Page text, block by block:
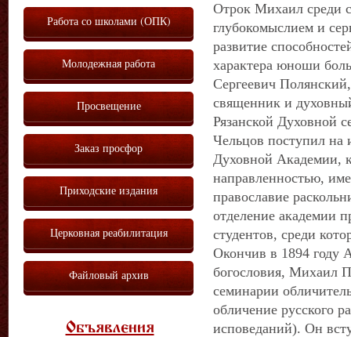
Отрок Михаил среди
глубокомыслием и
развитие
характера юноши
Сергеевич
священник и
Рязанской Духовной
Чельцов поступил на
Духовной Академии,
направленностью,
православие
отделение академии
студентов, среди
Окончив в 1894 году
богословия, Михаил
семинарии
обличение русского
исповеданий). Он
Работа со школами (ОПК)
Молодежная работа
Просвещение
Заказ просфор
Приходские издания
Церковная реабилитация
Файловый архив
Объявления